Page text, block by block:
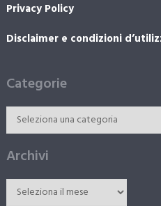
Privacy Policy
Disclaimer e condizioni
Categorie
Archivi